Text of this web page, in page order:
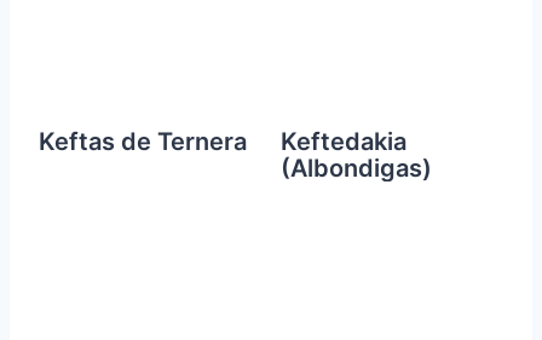
Keftas de Ternera
Keftedakia
(Albondigas)